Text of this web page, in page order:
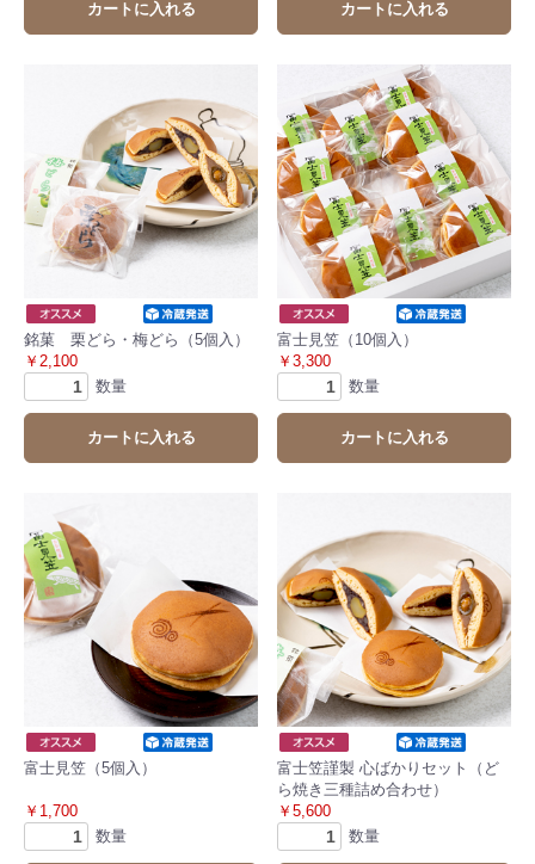
カートに入れる カートに入れる
銘菓 栗どら・梅どら（5個入）
￥2,100
数量
カートに入れる
富士見笠（10個入）
￥3,300
数量
カートに入れる
富士見笠（5個入）
￥1,700
数量
富士笠謹製 心ばかりセット（ど
ら焼き三種詰め合わせ）
￥5,600
数量